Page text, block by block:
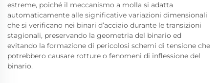
estreme, poiché il meccanismo a molla si adatta
automaticamente alle significative variazioni dimensionali
che si verificano nei binari d’acciaio durante le transizioni
stagionali, preservando la geometria del binario ed
evitando la formazione di pericolosi schemi di tensione che
potrebbero causare rotture o fenomeni di inflessione del
binario.